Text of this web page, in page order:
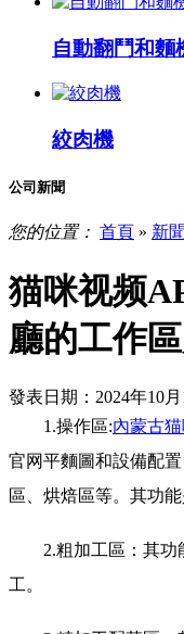
自動翻鬥和麵
絞肉機
公司新聞
您的位置： 首頁 » 新
猫咪视频
廳的工作
發表日期：2024年10
1.操作區:內蒙古
官网平麵圖和設備配
區、烘焙區等。其功
2.粗加工區：其功
工。